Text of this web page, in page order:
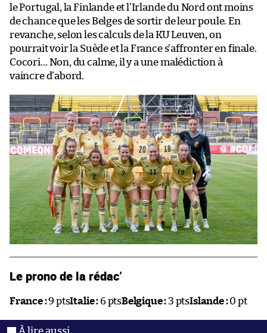
le Portugal, la Finlande et l’Irlande du Nord ont moins
de chance que les Belges de sortir de leur poule. En
revanche, selon les calculs de la KU Leuven, on
pourrait voir la Suède et la France s’affronter en finale.
Cocori… Non, du calme, il y a une malédiction à
vaincre d’abord.
Le prono de la rédac’
France :9 ptsItalie : 6 ptsBelgique :3 ptsIslande :0 pt